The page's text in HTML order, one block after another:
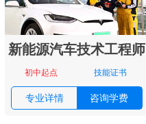
新能源汽车技术工程师
初中起点 技能证书
专业详情 咨询学费